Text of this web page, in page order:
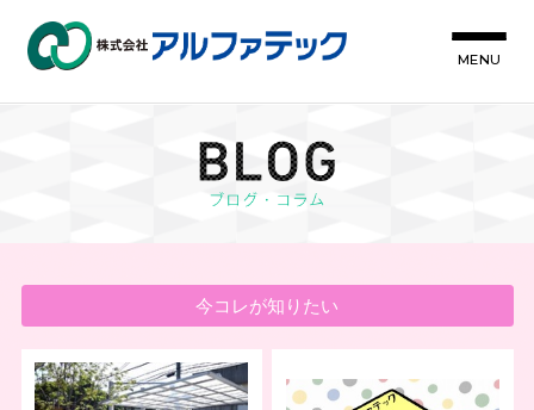
MENU
今コレが知りたい